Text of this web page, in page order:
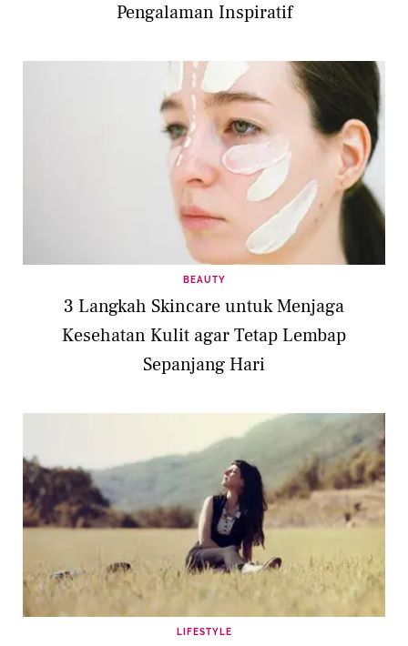
Pengalaman Inspiratif
BEAUTY
3 Langkah Skincare untuk Menjaga
Kesehatan Kulit agar Tetap Lembap
Sepanjang Hari
LIFESTYLE